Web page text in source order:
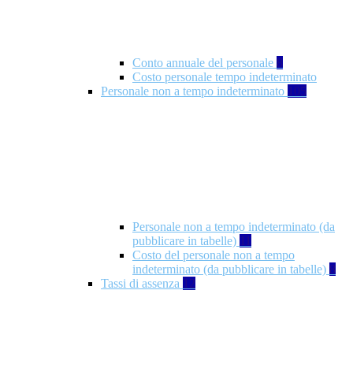
Conto annuale del personale 8
Costo personale tempo indeterminato
Personale non a tempo indeterminato 105
Personale non a tempo indeterminato (da
pubblicare in tabelle) 11
Costo del personale non a tempo
indeterminato (da pubblicare in tabelle) 8
Tassi di assenza 12